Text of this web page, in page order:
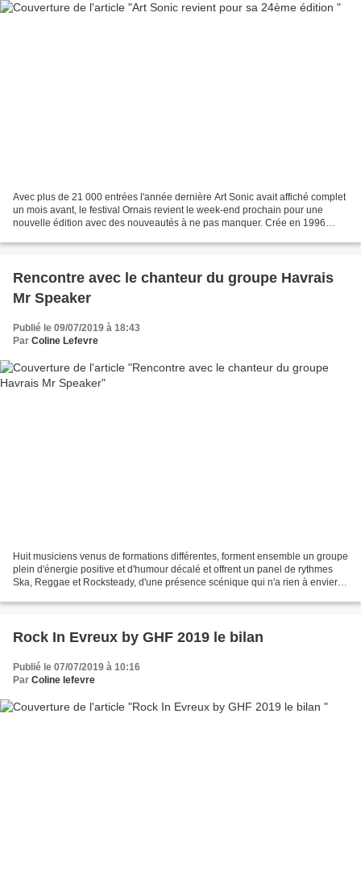
Avec plus de 21 000 entrées l'année dernière Art Sonic avait affiché complet
un mois avant, le festival Ornais revient le week-end prochain pour une
nouvelle édition avec des nouveautés à ne pas manquer. Crée en 1996
Rencontre avec le chanteur du groupe Havrais
Mr Speaker
Publié le 09/07/2019 à 18:43
Par Coline Lefevre
Huit musiciens venus de formations différentes, forment ensemble un groupe
plein d'énergie positive et d'humour décalé et offrent un panel de rythmes
Ska, Reggae et Rocksteady, d'une présence scénique qui n'a rien à envier
Rock In Evreux by GHF 2019 le bilan
Publié le 07/07/2019 à 10:16
Par Coline lefevre